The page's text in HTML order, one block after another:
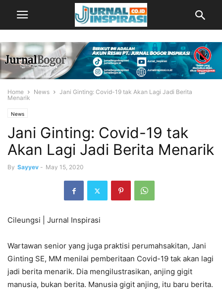
Home News
Jani Ginting: Covid-19 tak Akan Lagi Jadi Berita
Menarik
News
Jani Ginting: Covid-19 tak
Akan Lagi Jadi Berita Menarik
By Sayyev - May 15, 2020
Cileungsi | Jurnal Inspirasi
Wartawan senior yang juga praktisi perumahsakitan, Jani
Ginting SE, MM menilai pemberitaan Covid-19 tak akan lagi
jadi berita menarik. Dia mengilustrasikan, anjing gigit
manusia, bukan berita. Manusia gigit anjing, itu baru berita.